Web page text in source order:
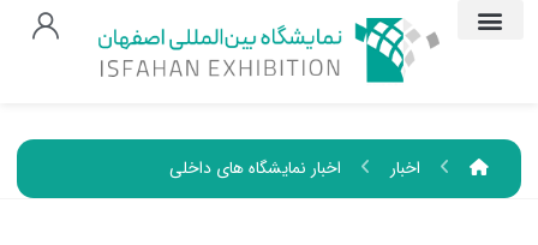
اخبار اخبار نمایشگاه های داخلی